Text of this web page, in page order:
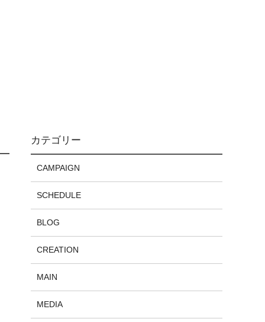
カテゴリー
CAMPAIGN
SCHEDULE
BLOG
CREATION
MAIN
MEDIA